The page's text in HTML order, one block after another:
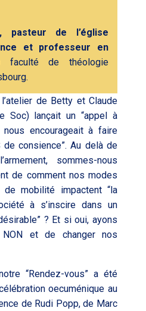
pasteur de l’église
et professeur en
de théologie
de Betty et Claude
Soc) lançait un “appel à
encourageait à faire
de consience”. Au delà de
sommes-nous
de comment nos modes
mobilité impactent “la
à s’inscire dans un
? Et si oui, ayons
et de changer nos
“Rendez-vous” a été
oecuménique au
de Rudi Popp, de Marc